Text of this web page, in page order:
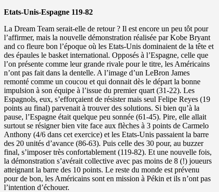
Etats-Unis-Espagne 119-82
La Dream Team serait-elle de retour ? Il est encore un peu tôt pour
l’affirmer, mais la nouvelle démonstration réalisée par Kobe Bryant
and co fleure bon l’époque où les Etats-Unis dominaient de la tête et
des épaules le basket international. Opposés à l’Espagne, celle que
l’on présente comme leur grande rivale pour le titre, les Américains
n’ont pas fait dans la dentelle. A l’image d’un LeBron James
remonté comme un coucou et qui donnait dès le départ la bonne
impulsion à son équipe à l’issue du premier quart (31-22). Les
Espagnols, eux, s’efforçaient de résister mais seul Felipe Reyes (19
points au final) parvenait à trouver des solutions. Si bien qu’à la
pause, l’Espagne était quelque peu sonnée (61-45). Pire, elle allait
surtout se résigner bien vite face aux flèches à 3 points de Carmelo
Anthony (4/6 dans cet exercice) et les Etats-Unis passaient la barre
des 20 unités d’avance (86-63). Puis celle des 30 pour, au buzzer
final, s’imposer très confortablement (119-82). Et une nouvelle fois,
la démonstration s’avérait collective avec pas moins de 8 (!) joueurs
atteignant la barre des 10 points. Le reste du monde est prévenu
pour de bon, les Américains sont en mission à Pékin et ils n’ont pas
l’intention d’échouer.